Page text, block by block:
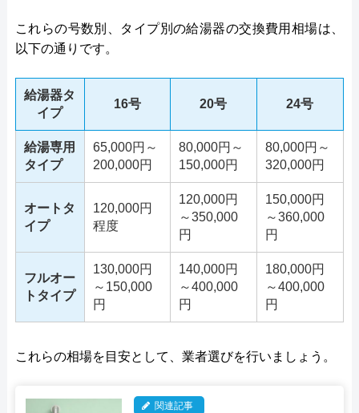
これらの号数別、タイプ別の給湯器の交換費用相場は、
以下の通りです。
給湯器タ
イプ
16号 20号 24号
給湯専用
タイプ
65,000円～
200,000円
80,000円～
150,000円
80,000円～
320,000円
オートタ
イプ
120,000円
程度
120,000円
～350,000
円
150,000円
～360,000
円
フルオー
トタイプ
130,000円
～150,000
円
140,000円
～400,000
円
180,000円
～400,000
円
これらの相場を目安として、業者選びを行いましょう。
関連記事